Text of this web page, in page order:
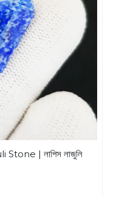
| লাপিস লাজুলি